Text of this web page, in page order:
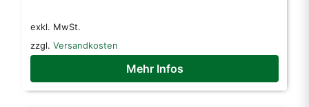
exkl. MwSt.
zzgl. Versandkosten
Mehr Infos